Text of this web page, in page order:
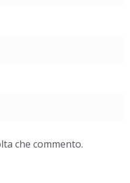
che commento.